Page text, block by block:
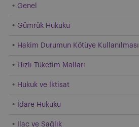
Genel
Gümrük Hukuku
Hakim Durumun Kötüye Kullanılması
Hızlı Tüketim Malları
Hukuk ve İktisat
İdare Hukuku
Ilac ve Sağlık